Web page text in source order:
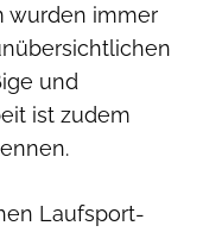
wurden immer
und
ist zudem
Laufsport-